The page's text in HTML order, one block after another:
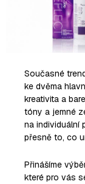
Současné
ke dvěma
kreativita a
tóny a jemné
na individuální
přesně to, co
Přinášíme
které pro vás